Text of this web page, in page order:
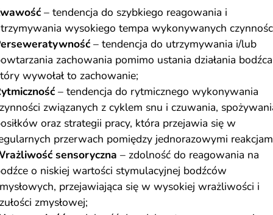
– tendencja do szybkiego reagowania i
wysokiego tempa wykonywanych
– tendencja do utrzymywania i/lub
zachowania pomimo ustania działania
wywołał to zachowanie;
– tendencja do rytmicznego wykonywania
związanych z cyklem snu i czuwania,
oraz strategii pracy, która przejawia się w
przerwach pomiędzy jednorazowymi
sensoryczna – zdolność do reagowania na
o niskiej wartości stymulacyjnej bodźców
przejawiająca się w wysokiej wrażliwości i
zmysłowej;